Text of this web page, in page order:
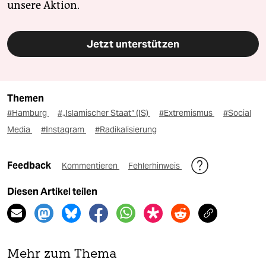
unsere Aktion.
Jetzt unterstützen
Themen
#Hamburg #„Islamischer Staat“ (IS) #Extremismus
#Social
Media
#Instagram #Radikalisierung
Feedback Kommentieren Fehlerhinweis
Diesen Artikel teilen
Mehr zum Thema